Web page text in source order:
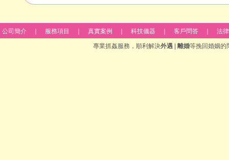
公司簡介 服務項目 真實案例 科技儀器 客戶問答 法
專業抓姦服務，順利解決外遇| 離婚等挽回婚姻